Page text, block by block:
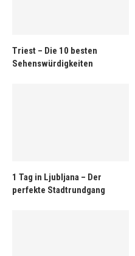
Triest – Die 10 besten
Sehenswürdigkeiten
1 Tag in Ljubljana – Der
perfekte Stadtrundgang